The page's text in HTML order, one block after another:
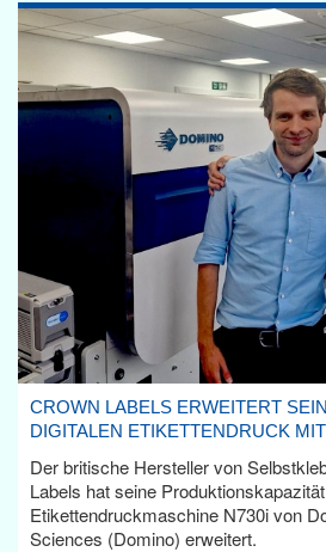
CROWN LABELS ERWEITERT
DIGITALEN ETIKETTENDRUCK
Der britische Hersteller von
Labels hat seine
Etikettendruckmaschine N730i von
Sciences (Domino) erweitert.